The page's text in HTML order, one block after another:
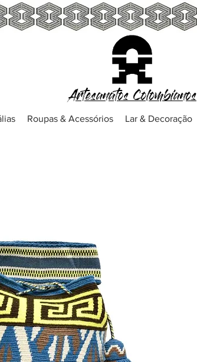
Artesanatos Colombianos
Roupas & Acessórios Lar & Decoração